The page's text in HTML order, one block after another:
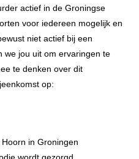
actief in de Groningse
voor iedereen mogelijk en
niet actief bij een
we jou uit om ervaringen te
te denken over dit
op:
in Groningen
wordt gezorgd